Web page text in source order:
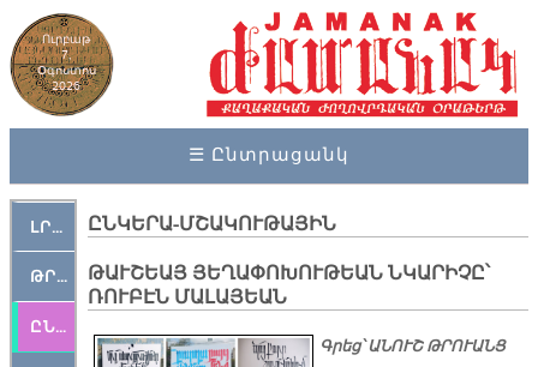
Ուրբաթ
7,
Օգոստոս
2026
☰ Ընտրացանկ
ԼՐԱՀՈՍ
ԹՐՔԱՀԱՅ ԿԵԱՆՔ
ԸՆԿԵՐԱՄՇԱԿՈՒԹԱՅԻՆ
ԸՆԿԵՐԱ-ՄՇԱԿՈՒԹԱՅԻՆ
ԹԱՒՇԵԱՅ ՅԵՂԱՓՈԽՈՒԹԵԱՆ ՆԿԱՐԻՉԸ՝
ՌՈՒԲԷՆ ՄԱԼԱՅԵԱՆ
Գրեց՝ ԱՆՈՒՇ ԹՐՈՒԱՆՑ